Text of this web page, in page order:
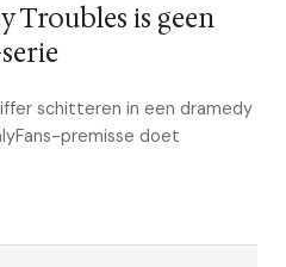
Troubles is geen
schitteren in een dramedy
premisse doet